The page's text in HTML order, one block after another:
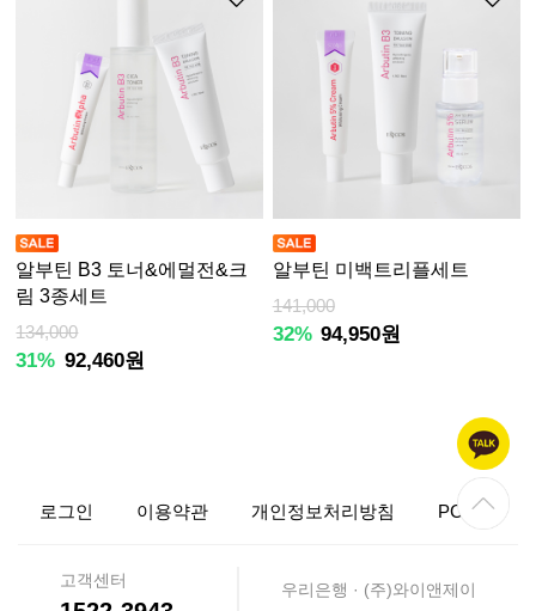
알부틴 B3 토너&에멀전&크
림 3종세트
134,000
31% 92,460원
알부틴 미백트리플세트
141,000
32% 94,950원
로그인 이용약관 개인정보처리방침 PC ver.
고객센터 우리은행 · (주)와이앤제이